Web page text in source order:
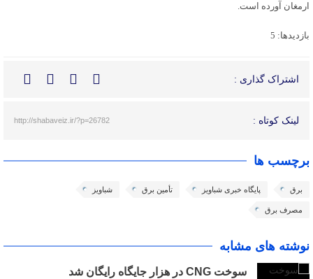
ارمغان آورده است.
بازدیدها: 5
اشتراک گذاری :
لینک کوتاه : http://shabaveiz.ir/?p=26782
برچسب ها
برق پایگاه خبری شباویز تأمین برق شباویز
مصرف برق
نوشته های مشابه
سوخت CNG در هزار جایگاه رایگان شد